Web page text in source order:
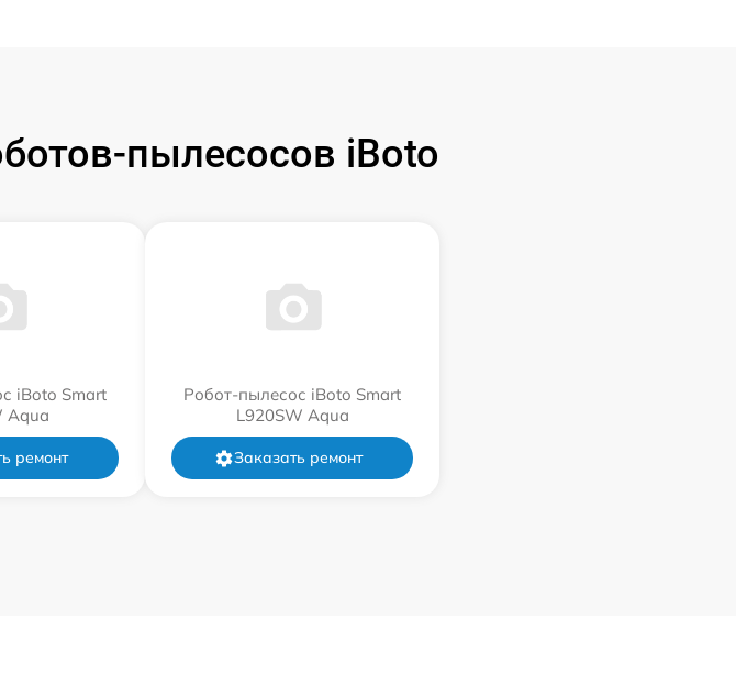
пылесосов iBoto
iBoto Smart
Aqua
ремонт
Робот-пылесос iBoto Smart
L920SW Aqua
Заказать ремонт